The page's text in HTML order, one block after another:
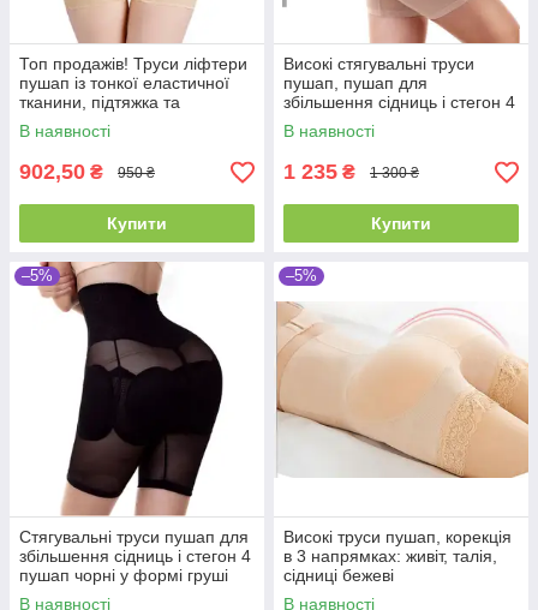
Топ продажів! Труси ліфтери
пушап із тонкої еластичної
тканини, підтяжка та
збільшення попи беж
В наявності
902,50 ₴ 950 ₴
Купити
Високі стягувальні труси
пушап, пушап для
збільшення сідниць і стегон 4
пушап беж. ФОРМА ГРУША
В наявності
1 235 ₴ 1 300 ₴
Купити
–5%
Стягувальні труси пушап для
збільшення сідниць і стегон 4
пушап чорні у формі груші
В наявності
–5%
Високі труси пушап, корекція
в 3 напрямках: живіт, талія,
сідниці бежеві
В наявності